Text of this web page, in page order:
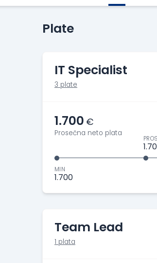
Plate
IT Specialist
3 plate
1.700 €
Prosečna neto plata
MIN
1.700
Team Lead
1 plata